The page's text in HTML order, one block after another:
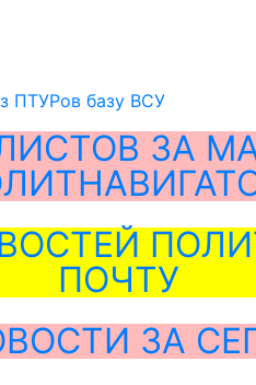
ПТУРов базу ВСУ
ЗА
ПОЧТУ
ЗА